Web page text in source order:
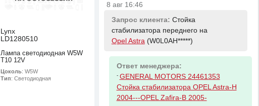
Lynx
LD1280510
Лампа светодиодная W5W
T10 12V
Цоколь: W5W
Тип: Светодиодная
8 авг 16:46
Запрос клиента: Стойка
стабилизатора переднего на
Opel Astra(W0L0AH*****)
Ответ менеджера:
- GENERAL MOTORS 24461353
Стойка стабилизатора OPEL Astra-H
2004---OPEL Zafira-B 2005-